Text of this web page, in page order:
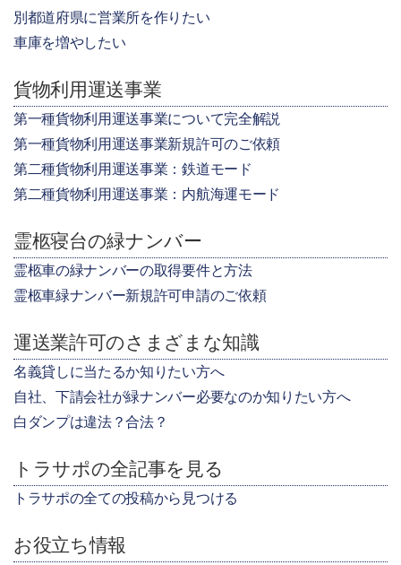
別都道府県に営業所を作りたい
車庫を増やしたい
貨物利用運送事業
第一種貨物利用運送事業について完全解説
第一種貨物利用運送事業新規許可のご依頼
第二種貨物利用運送事業：鉄道モード
第二種貨物利用運送事業：内航海運モード
霊柩寝台の緑ナンバー
霊柩車の緑ナンバーの取得要件と方法
霊柩車緑ナンバー新規許可申請のご依頼
運送業許可のさまざまな知識
名義貸しに当たるか知りたい方へ
自社、下請会社が緑ナンバー必要なのか知りたい方へ
白ダンプは違法？合法？
トラサポの全記事を見る
トラサポの全ての投稿から見つける
お役立ち情報